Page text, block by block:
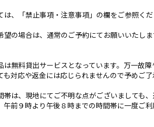
は、「禁止事項・注意事項」の欄をご参照くだ
望の場合は、通常のご予約にてお願いいたし
は無料貸出サービスとなっています。万一故
対応や返金には応じられませんので予めご了
帯は、現地にてご不明な点がございましても
午前９時より午後８時までの時間帯に一度ご